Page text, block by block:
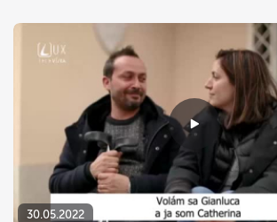
30.05.2022